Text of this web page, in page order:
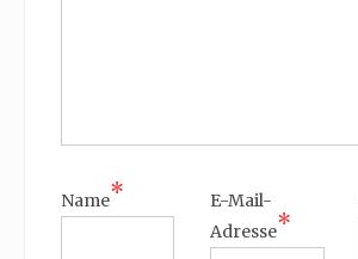
Name*
E-Mail-
Adresse*